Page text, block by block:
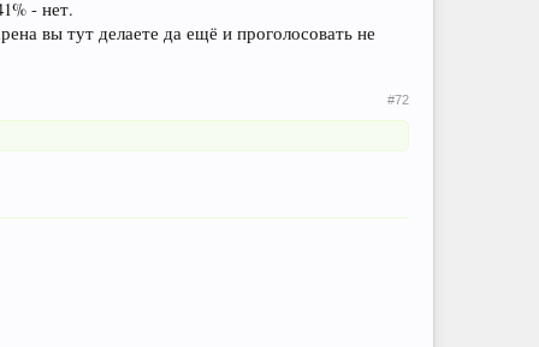
- нет.
вы тут делаете да ещё и проголосовать не
#72